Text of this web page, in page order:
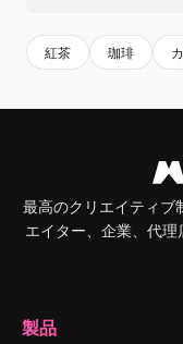
紅茶 珈琲
最高のクリエイティブ
エイター、企業、代
製品